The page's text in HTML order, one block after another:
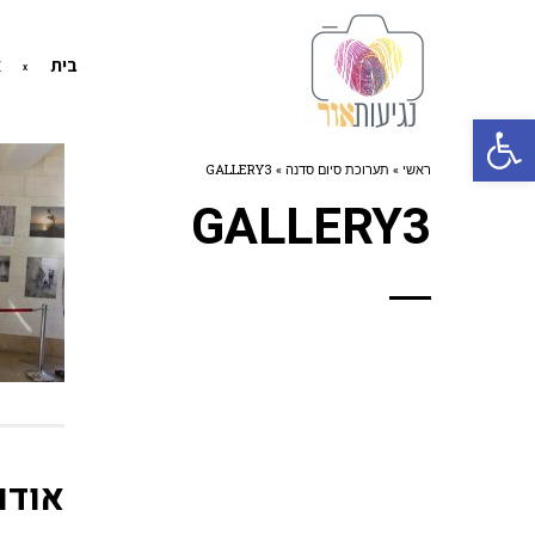
פתח סרגל נגישות
בית
ראשי » תערוכת סיום סדנה »
GALLERY3
GALLERY3